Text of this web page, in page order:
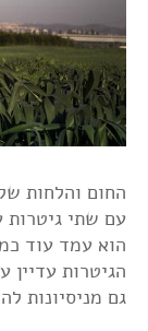
החום והלחות
עם שתי גיטרות
הוא עמד עוד
הגיטרות
גם מניסיונות